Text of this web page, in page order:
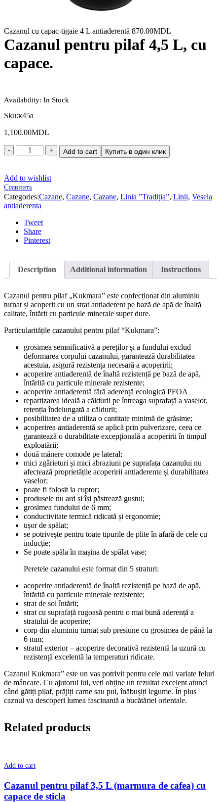
Cazanul cu capac-tigaie 4 L antiaderentă 870.00MDL
Cazanul pentru pilaf 4,5 L, cu
сapace.
Availability: In Stock
Sku:к45а
1,100.00MDL
Add to cart Купить в один клик
Add to wishlist
Сравнить
Categories:Cazane, Cazane, Cazane, Linia ”Tradiția”, Linii, Vesela
antiaderenta
Tweet
Share
Pinterest
Description Additional information Instructions
Cazanul pentru pilaf „Kukmara” este confecționat din aluminiu
turnat și acoperit cu un strat antiaderent pe bază de apă de înaltă
calitate, întărit cu particule minerale super dure.
Particularitățile cazanului pentru pilaf “Kukmara”:
grosimea semnificativă a pereților și a fundului exclud
deformarea corpului cazanului, garantează durabilitatea
acestuia, asigură rezistența necesară a acoperirii;
acoperire antiaderentă de înaltă rezistență pe bază de apă,
întărită cu particule minerale rezistente;
acoperire antiaderentă fără aderență ecologică PFOA
repartizarea ideală a căldurii pe întreaga suprafață a vaselor,
retenția îndelungată a căldurii;
posibilitatea de a utiliza o cantitate minimă de grăsime;
acoperirea antiaderentă se aplică prin pulverizare, ceea ce
garantează o durabilitate excepțională a acoperirii în timpul
exploatării;
două mânere comode pe lateral;
mici zgârieturi și mici abraziuni pe suprafața cazanului nu
afectează proprietățile acoperirii antiaderente și durabilitatea
vaselor;
poate fi folosit la cuptor;
produsele nu ard și își păstrează gustul;
grosimea fundului de 6 mm;
conductivitate termică ridicată și ergonomie;
ușor de spălat;
se potrivește pentru toate tipurile de plite în afară de cele cu
inducție;
Se poate spăla în mașina de spălat vase;
Peretele cazanului este format din 5 straturi:
acoperire antiaderentă de înaltă rezistență pe bază de apă,
întărită cu particule minerale rezistente;
strat de sol întărit;
strat cu suprafață rugoasă pentru o mai bună aderență a
stratului de acoperire;
corp din aluminiu turnat sub presiune cu grosimea de până la
6 mm;
stratul exterior – acoperire decorativă rezistentă la uzură cu
rezistență excelentă la temperaturi ridicate.
Cazanul Kukmara” este un vas potrivit pentru cele mai variate feluri
de mâncare. Cu ajutorul lui, veți obține un rezultat excelent atunci
când gătiți pilaf, prăjiți carne sau pui, înăbușiți legume. În plus
caznul va descoperi lumea fascinantă a bucătăriei orientale.
Related products
Add to cart
Cazanul pentru pilaf 3,5 L (marmura de cafea) cu
сapace de sticla